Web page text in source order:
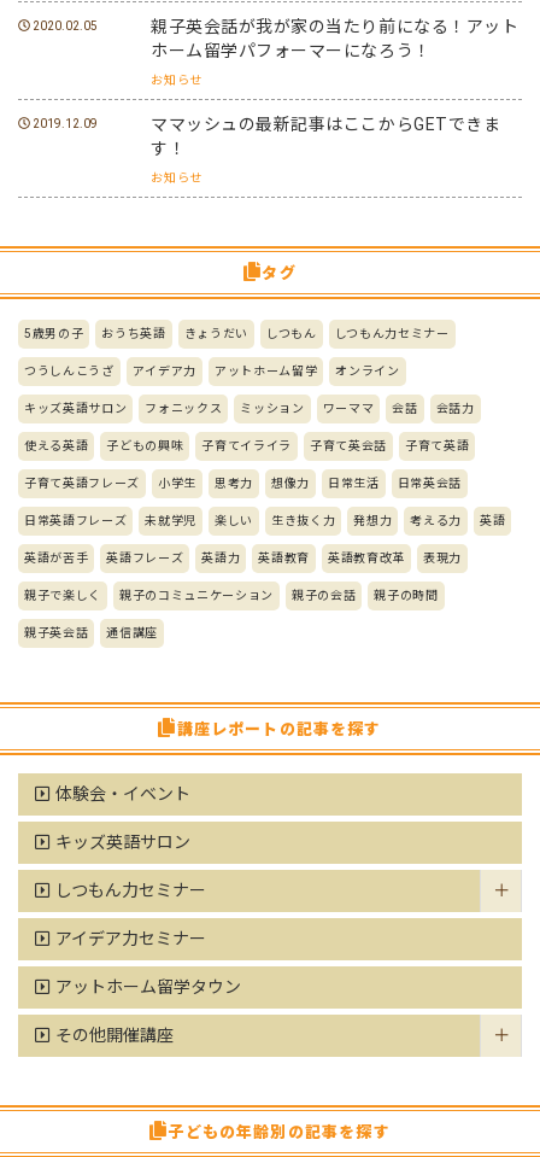
2020.02.05
親子英会話が我が家の当たり前になる！アット
ホーム留学パフォーマーになろう！
お知らせ
2019.12.09
ママッシュの最新記事はここからGETできま
す！
お知らせ
タグ
5歳男の子 おうち英語 きょうだい しつもん しつもん力セミナー
つうしんこうざ アイデア力 アットホーム留学 オンライン
キッズ英語サロン フォニックス ミッション ワーママ 会話 会話力
使える英語 子どもの興味 子育てイライラ 子育て英会話 子育て英語
子育て英語フレーズ 小学生 思考力 想像力 日常生活 日常英会話
日常英語フレーズ 未就学児 楽しい 生き抜く力 発想力 考える力 英語
英語が苦手 英語フレーズ 英語力 英語教育 英語教育改革 表現力
親子で楽しく 親子のコミュニケーション 親子の会話 親子の時間
親子英会話 通信講座
講座レポートの記事を探す
体験会・イベント
キッズ英語サロン
しつもん力セミナー
アイデア力セミナー
アットホーム留学タウン
その他開催講座
子どもの年齢別の記事を探す